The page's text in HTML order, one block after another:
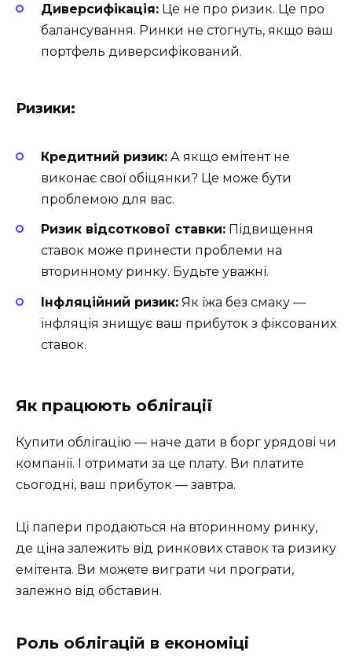
Диверсифікація: Це не про ризик. Це про
балансування. Ринки не стогнуть, якщо ваш
портфель диверсифікований.
Ризики:
Кредитний ризик: А якщо емітент не
виконає свої обіцянки? Це може бути
проблемою для вас.
Ризик відсоткової ставки: Підвищення
ставок може принести проблеми на
вторинному ринку. Будьте уважні.
Інфляційний ризик: Як їжа без смаку —
інфляція знищує ваш прибуток з фіксованих
ставок.
Як працюють облігації
Купити облігацію — наче дати в борг урядові чи
компанії. І отримати за це плату. Ви платите
сьогодні, ваш прибуток — завтра.
Ці папери продаються на вторинному ринку,
де ціна залежить від ринкових ставок та ризику
емітента. Ви можете виграти чи програти,
залежно від обставин.
Роль облігацій в економіці